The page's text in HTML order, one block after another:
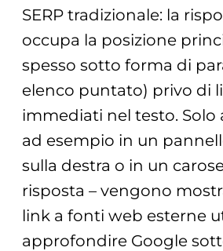
SERP tradizionale: la
occupa la posizione
spesso sotto forma di
elenco puntato) privo di
immediati nel testo. Solo
ad esempio in un
sulla destra o in un
risposta – vengono
link a fonti web esterne
approfondire Google